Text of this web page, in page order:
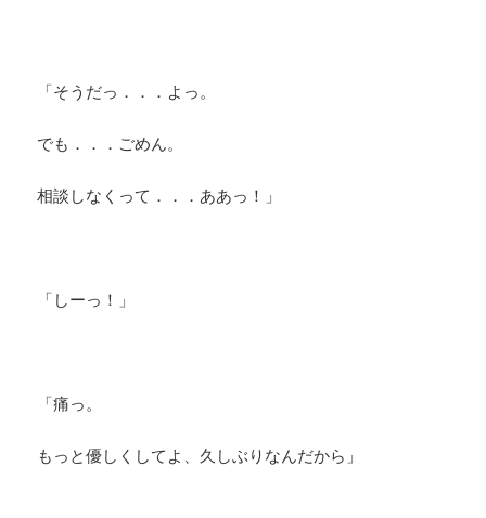
「そうだっ．．．よっ。
でも．．．ごめん。
相談しなくって．．．ああっ！」
「しーっ！」
「痛っ。
もっと優しくしてよ、久しぶりなんだから」